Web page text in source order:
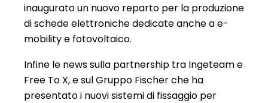
inaugurato un nuovo reparto per la produzione
di schede elettroniche dedicate anche a e-
mobility e fotovoltaico.
Infine le news sulla partnership tra Ingeteam e
Free To X, e sul Gruppo Fischer che ha
presentato i nuovi sistemi di fissaggio per